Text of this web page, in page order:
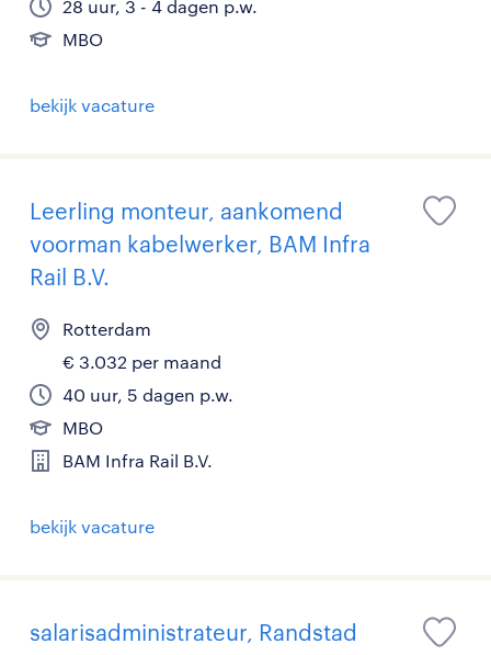
28 uur, 3 - 4 dagen p.w.
MBO
bekijk vacature
Leerling monteur, aankomend
voorman kabelwerker, BAM Infra
Rail B.V.
Rotterdam
€ 3.032 per maand
40 uur, 5 dagen p.w.
MBO
BAM Infra Rail B.V.
bekijk vacature
salarisadministrateur, Randstad